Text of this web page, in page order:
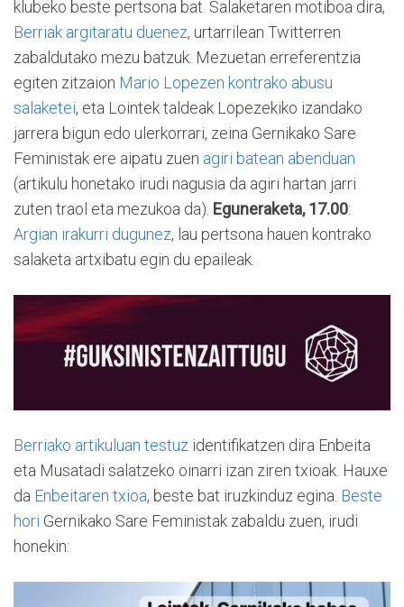
klubeko beste pertsona bat. Salaketaren motiboa dira,
Berriak argitaratu duenez, urtarrilean Twitterren
zabaldutako mezu batzuk. Mezuetan erreferentzia
egiten zitzaion Mario Lopezen kontrako abusu
salaketei, eta Lointek taldeak Lopezekiko izandako
jarrera bigun edo ulerkorrari, zeina Gernikako Sare
Feministak ere aipatu zuen agiri batean abenduan
(artikulu honetako irudi nagusia da agiri hartan jarri
zuten traol eta mezukoa da). Eguneraketa, 17.00:
Argian irakurri dugunez, lau pertsona hauen kontrako
salaketa artxibatu egin du epaileak.
Berriako artikuluan testuz identifikatzen dira Enbeita
eta Musatadi salatzeko oinarri izan ziren txioak. Hauxe
da Enbeitaren txioa, beste bat iruzkinduz egina. Beste
hori Gernikako Sare Feministak zabaldu zuen, irudi
honekin: